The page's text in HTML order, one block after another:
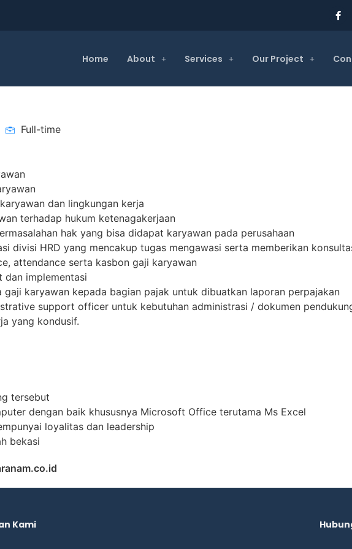
Home About Services Our Project
Full-time
dan lingkungan kerja
terhadap hukum ketenagakerjaan
hak yang bisa didapat karyawan pada perusahaan
divisi HRD yang mencakup tugas mengawasi serta memberikan
attendance serta kasbon gaji karyawan
dan implementasi
gaji karyawan kepada bagian pajak untuk dibuatkan laporan perpajakan
support officer untuk kebutuhan administrasi / dokumen
yang kondusif.
tersebut
dengan baik khususnya Microsoft Office terutama Ms Excel
loyalitas dan leadership
bekasi
Kami